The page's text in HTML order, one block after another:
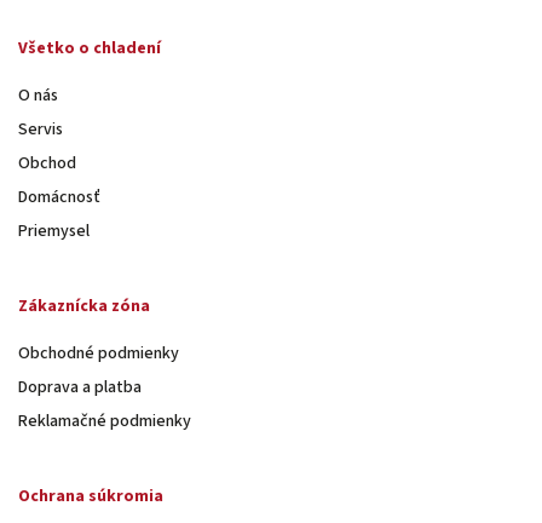
Všetko o chladení
O nás
Servis
Obchod
Domácnosť
Priemysel
Zákaznícka zóna
Obchodné podmienky
Doprava a platba
Reklamačné podmienky
Ochrana súkromia